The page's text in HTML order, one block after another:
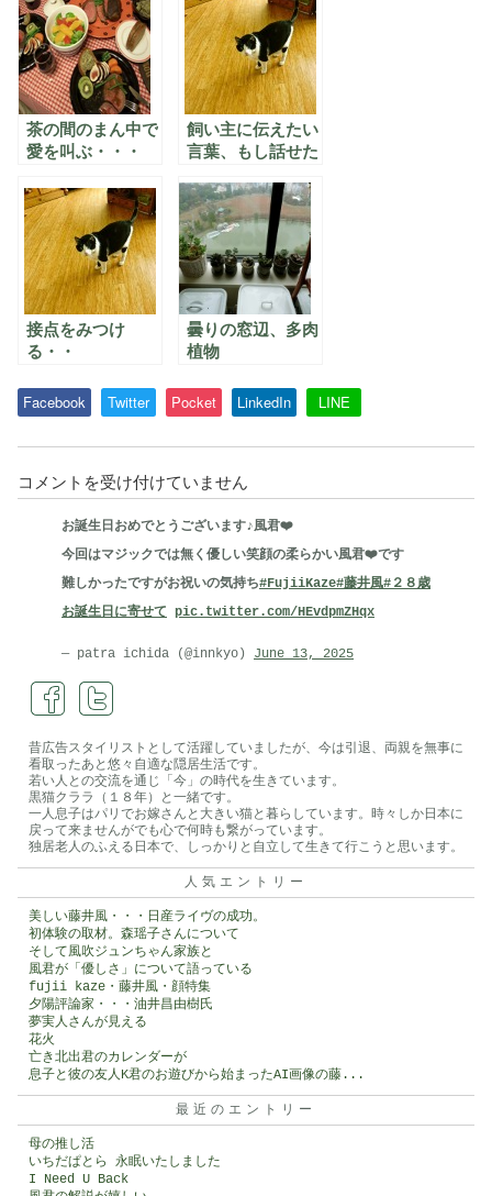
茶の間のまん中で
愛を叫ぶ・・・
飼い主に伝えたい
言葉、もし話せた
接点をみつけ
る・・
曇りの窓辺、多肉
植物
Facebook Twitter Pocket LinkedIn LINE
刻々
コメントを受け付けていません
お誕生日おめでとうございます♪風君❤️
今回はマジックでは無く優しい笑顔の柔らかい風君❤️です
難しかったですがお祝いの気持ち#FujiiKaze#藤井風#２８歳
お誕生日に寄せて pic.twitter.com/HEvdpmZHqx
— patra ichida (@innkyo) June 13, 2025
昔広告スタイリストとして活躍していましたが、今は引退、両親を無事に
看取ったあと悠々自適な隠居生活です。
若い人との交流を通じ「今」の時代を生きています。
黒猫クララ（１８年）と一緒です。
一人息子はパリでお嫁さんと大きい猫と暮らしています。時々しか日本に
戻って来ませんがでも心で何時も繋がっています。
独居老人のふえる日本で、しっかりと自立して生きて行こうと思います。
人気エントリー
美しい藤井風・・・日産ライヴの成功。
初体験の取材。森瑶子さんについて
そして風吹ジュンちゃん家族と
風君が「優しさ」について語っている
fujii kaze・藤井風・顔特集
夕陽評論家・・・油井昌由樹氏
夢実人さんが見える
花火
亡き北出君のカレンダーが
息子と彼の友人K君のお遊びから始まったAI画像の藤...
最近のエントリー
母の推し活
いちだぱとら 永眠いたしました
I Need U Back